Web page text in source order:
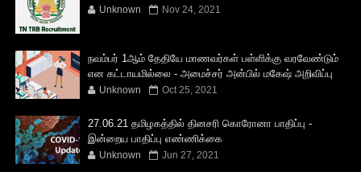
Unknown Nov 24, 2021
நவம்பர் 1ஆம் தேதியே மாணவர்கள் பள்ளிக்கு வரவேண்டும்
என கட்டாயமில்லை - அமைச்சர் அன்பில் மகேஷ் அறிவிப்பு
Unknown Oct 25, 2021
27.06.21 தமிழகத்தில் தினசரி கொரோனா பாதிப்பு -
இன்றைய பாதிப்பு எண்ணிக்கை
Unknown Jun 27, 2021